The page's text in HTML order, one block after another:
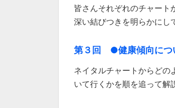
皆さんそれぞれのチャート
深い結びつきを明らかにし
第３回 ●健康傾向につ
ネイタルチャートからどの
いて行くかを順を追って解